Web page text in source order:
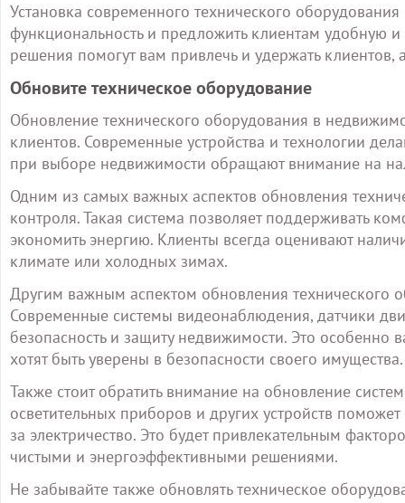
Установка современного технического
функциональность и предложить клиентам удобную
решения помогут вам привлечь и удержать
Обновите техническое оборудование
Обновление технического оборудования в
клиентов. Современные устройства и технологии
при выборе недвижимости обращают внимание на
Одним из самых важных аспектов обновления
контроля. Такая система позволяет поддерживать
экономить энергию. Клиенты всегда оценивают
климате или холодных зимах.
Другим важным аспектом обновления технического
Современные системы видеонаблюдения, датчики
безопасность и защиту недвижимости. Это
хотят быть уверены в безопасности своего имущества.
Также стоит обратить внимание на обновление
осветительных приборов и других устройств поможет
за электричество. Это будет привлекательным
чистыми и энергоэффективными решениями.
Не забывайте также обновлять техническое